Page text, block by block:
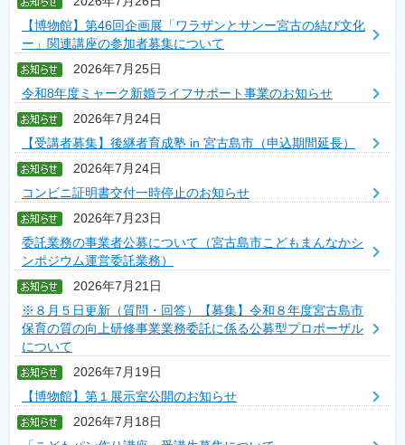
【博物館】第46回企画展「ワラザンとサンー宮古の結び文化
ー」関連講座の参加者募集について
2026年7月25日
令和8年度ミャーク新婚ライフサポート事業のお知らせ
2026年7月24日
【受講者募集】後継者育成塾 in 宮古島市（申込期間延長）
2026年7月24日
コンビニ証明書交付一時停止のお知らせ
2026年7月23日
委託業務の事業者公募について（宮古島市こどもまんなかシ
ンポジウム運営委託業務）
2026年7月21日
※８月５日更新（質問・回答）【募集】令和８年度宮古島市
保育の質の向上研修事業業務委託に係る公募型プロポーザル
について
2026年7月19日
【博物館】第１展示室公開のお知らせ
2026年7月18日